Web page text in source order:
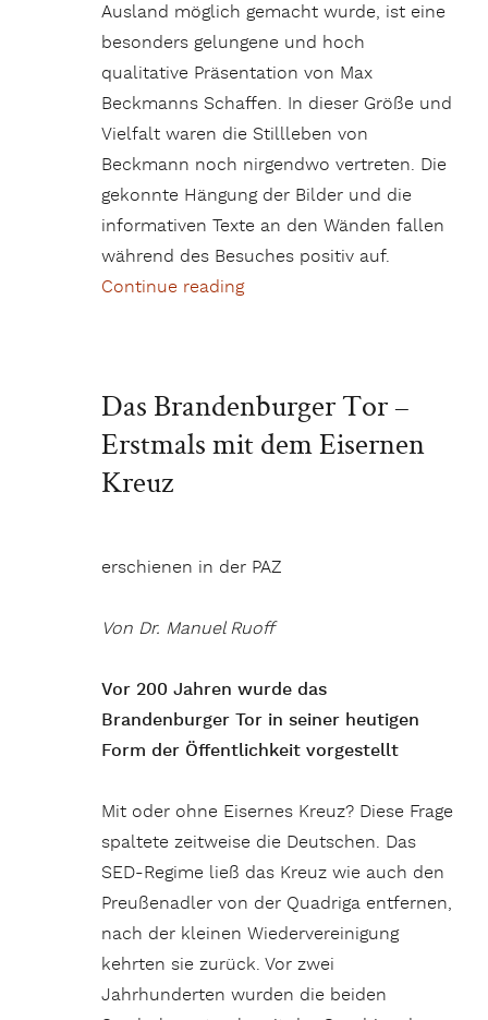
Ausland möglich gemacht wurde, ist eine
besonders gelungene und hoch
qualitative Präsentation von Max
Beckmanns Schaffen. In dieser Größe und
Vielfalt waren die Stillleben von
Beckmann noch nirgendwo vertreten. Die
gekonnte Hängung der Bilder und die
informativen Texte an den Wänden fallen
während des Besuches positiv auf.
Continue reading„Max Beckmann in der
Das Brandenburger Tor –
Erstmals mit dem Eisernen
Kreuz
erschienen in der PAZ
Von Dr. Manuel Ruoff
Vor 200 Jahren wurde das
Brandenburger Tor in seiner heutigen
Form der Öffentlichkeit vorgestellt
Mit oder ohne Eisernes Kreuz? Diese Frage
spaltete zeitweise die Deutschen. Das
SED-Regime ließ das Kreuz wie auch den
Preußenadler von der Quadriga entfernen,
nach der kleinen Wiedervereinigung
kehrten sie zurück. Vor zwei
Jahrhunderten wurden die beiden